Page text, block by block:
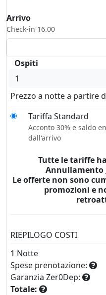
Arrivo
Check-in 16.00
Ospiti
1
Prezzo a notte a partire
Tariffa Standard
Acconto 30% e saldo
dall'arrivo
Tutte le tariffe
Annullamento
Le offerte non sono
promozioni e
RIEPILOGO COSTI
1 Notte
Spese prenotazione:
Garanzia Zer0Dep:
Totale: